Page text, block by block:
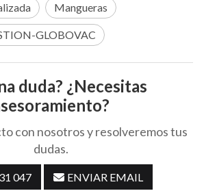
Mangueras
GLOBOVAC
duda? ¿Necesitas
con nosotros y resolveremos tus
dudas.
047 ENVIAR EMAIL